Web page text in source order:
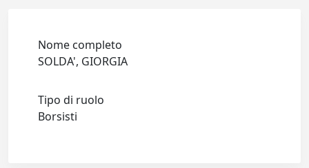
Nome completo
SOLDA', GIORGIA
Tipo di ruolo
Borsisti